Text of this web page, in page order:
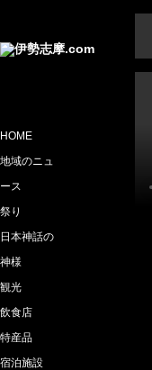
HOME
地域のニュ
ース
祭り
日本神話の
神様
観光
飲食店
特産品
宿泊施設